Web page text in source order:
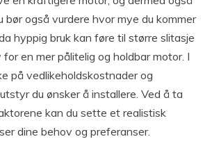
bør også vurdere hvor mye du kommer
hyppig bruk kan føre til større slitasje
en mer pålitelig og holdbar motor. I
på vedlikeholdskostnader og
du ønsker å installere. Ved å ta
kan du sette et realistisk
dine behov og preferanser.